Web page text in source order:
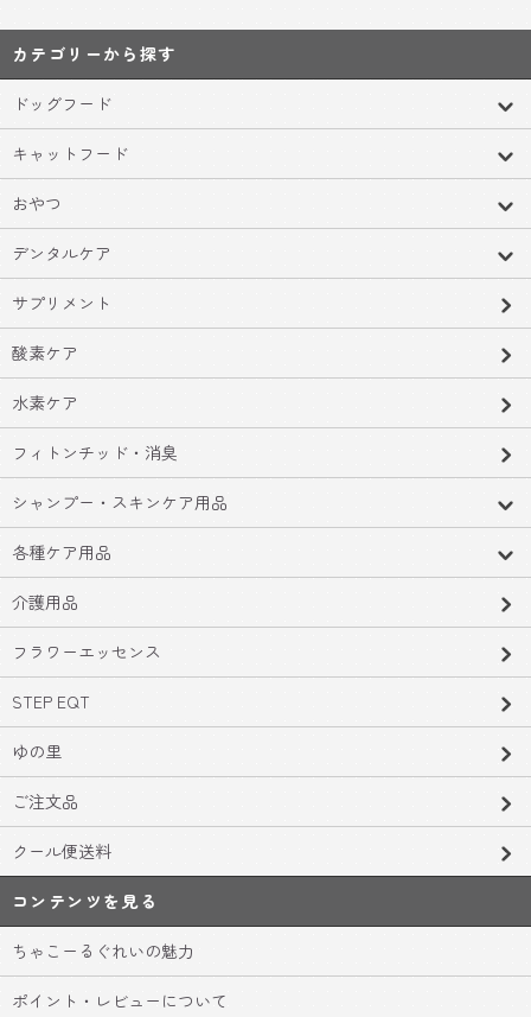
カテゴリーから探す
ドッグフード
キャットフード
おやつ
デンタルケア
サプリメント
酸素ケア
水素ケア
フィトンチッド・消臭
シャンプー・スキンケア用品
各種ケア用品
介護用品
フラワーエッセンス
STEP EQT
ゆの里
ご注文品
クール便送料
コンテンツを見る
ちゃこーるぐれいの魅力
ポイント・レビューについて